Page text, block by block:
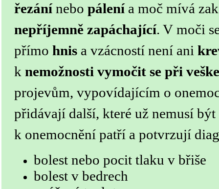
řezánínebo pálenía moč mívá
nepříjemně zapáchající. V moči
přímo hnis a vzácností není ani
k nemožnosti vymočit se při
projevům, vypovídajícím o
přidávají další, které už nemusí
k onemocnění patří a potvrzují
bolest nebo pocit tlaku v břiše
bolest v bedrech